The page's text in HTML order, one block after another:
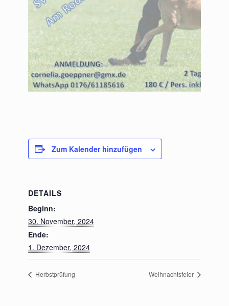
Zum Kalender hinzufügen
DETAILS
Beginn:
30. November, 2024
Ende:
1. Dezember, 2024
Herbstprüfung Weihnachtsfeier